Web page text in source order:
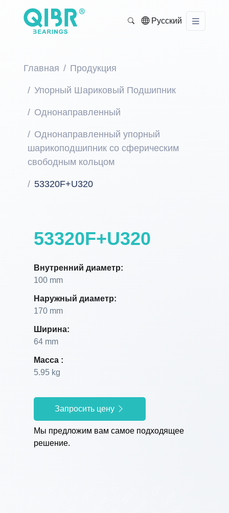
Русский
Главная Продукция
Упорный Шариковый Подшипник
Однонаправленный
Однонаправленный упорный
шарикоподшипник со сферическим
свободным кольцом
53320F+U320
53320F+U320
Внутренний диаметр:
100 mm
Наружный диаметр:
170 mm
Ширина:
64 mm
Масса :
5.95 kg
Запросить цену
Мы предложим вам самое подходящее
решение.